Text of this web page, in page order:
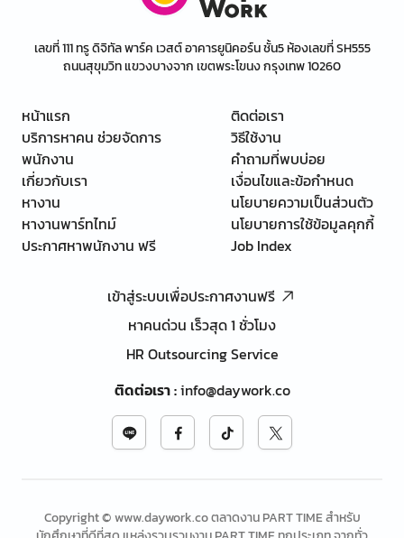
เลขที่ 111 ทรู ดิจิทัล พาร์ค เวสต์ อาคารยูนิคอร์น ชั้น5 ห้องเลขที่ SH555
ถนนสุขุมวิท แขวงบางจาก เขตพระโขนง กรุงเทพ 10260
หน้าแรก
บริการหาคน ช่วยจัดการ
พนักงาน
เกี่ยวกับเรา
หางาน
หางานพาร์ทไทม์
ประกาศหาพนักงาน ฟรี
ติดต่อเรา
วิธีใช้งาน
คำถามที่พบบ่อย
เงื่อนไขและข้อกำหนด
นโยบายความเป็นส่วนตัว
นโยบายการใช้ข้อมูลคุกกี้
Job Index
เข้าสู่ระบบเพื่อประกาศงานฟรี
หาคนด่วน เร็วสุด 1 ชั่วโมง
HR Outsourcing Service
ติดต่อเรา:info@daywork.co
Copyright © www.daywork.co ตลาดงาน PART TIME สำหรับ